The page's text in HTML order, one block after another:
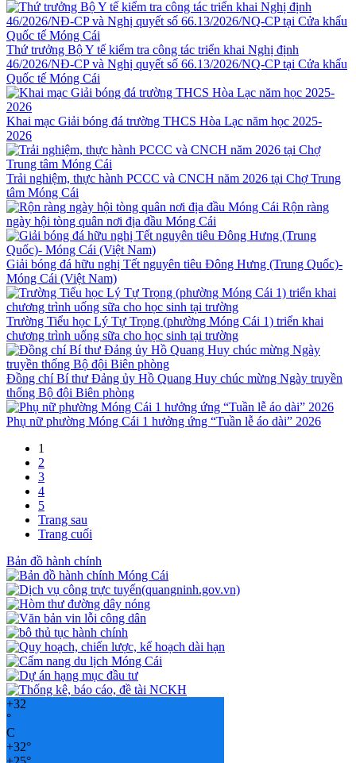
Thứ trưởng Bộ Y tế kiểm tra công tác triển khai Nghị định
46/2026/NĐ-CP và Nghị quyết số 66.13/2026/NQ-CP tại Cửa khẩu
Quốc tế Móng Cái
Khai mạc Giải bóng đá trường THCS Hòa Lạc năm học 2025-
2026
Trải nghiệm, thực hành PCCC và CNCH năm 2026 tại Chợ Trung
tâm Móng Cái
Rộn ràng
ngày hội tòng quân nơi địa đầu Móng Cái
Giải bóng đá hữu nghị Tết nguyên tiêu Đông Hưng (Trung Quốc)-
Móng Cái (Việt Nam)
Trường Tiểu học Lý Tự Trọng (phường Móng Cái 1) triển khai
chương trình uống sữa cho học sinh tại trường
Đồng chí Bí thư Đảng ủy Hồ Quang Huy chúc mừng Ngày truyền
thống Bộ đội Biên phòng
Phụ nữ phường Móng Cái 1 hưởng ứng “Tuần lễ áo dài” 2026
1
2
3
4
5
Trang sau
Trang cuối
Bản đồ hành chính
+32
°
C
+32°